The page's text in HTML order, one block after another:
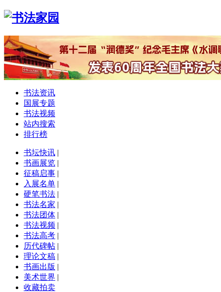
书法资讯
国展专题
书法视频
站内搜索
排行榜
书坛快讯 |
书画展览 |
征稿启事 |
入展名单 |
硬笔书法 |
书法名家 |
书法团体 |
书法视频 |
书法高考 |
历代碑帖 |
理论文稿 |
书画出版 |
美术世界 |
收藏拍卖